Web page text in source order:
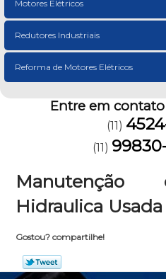
Motores Elétricos
Redutores Industriais
Reforma de Motores Elétricos
Entre em
(11)
(11)
Hidraulica
Gostou? compartilhe!